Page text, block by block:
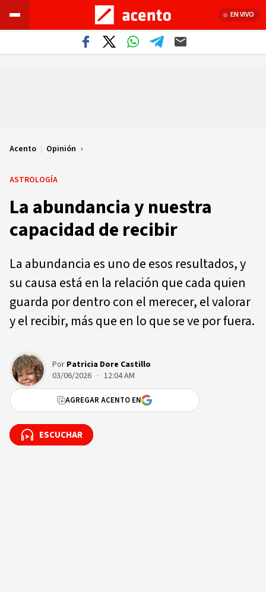
EN VIVO
Acento | Opinión
ASTROLOGÍA
La abundancia y nuestra
capacidad de recibir
La abundancia es uno de esos resultados, y
su causa está en la relación que cada quien
guarda por dentro con el merecer, el valorar
y el recibir, más que en lo que se ve por fuera.
Por Patricia Dore Castillo
03/06/2026 · 12:04 AM
AGREGAR ACENTO EN
ESCUCHAR
ESCUCHAR